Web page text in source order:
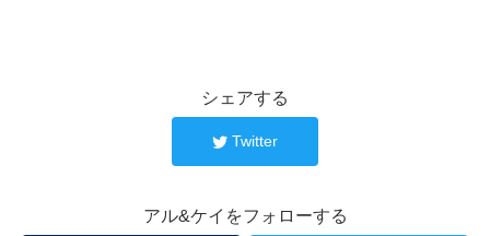
シェアする
Twitter
アル&ケイをフォローする